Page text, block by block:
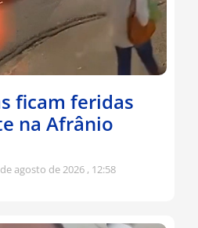
ficam feridas
na Afrânio
agosto de 2026 12:58